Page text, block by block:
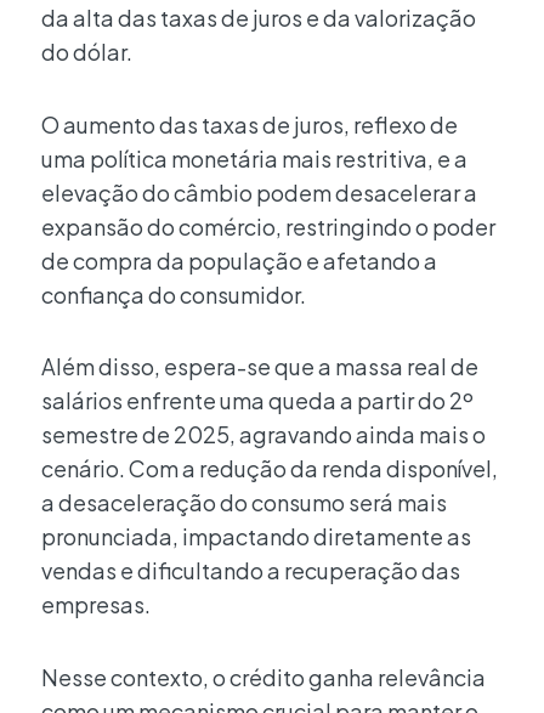
da alta das taxas de juros e da valorização
do dólar.
O aumento das taxas de juros, reflexo de
uma política monetária mais restritiva, e a
elevação do câmbio podem desacelerar a
expansão do comércio, restringindo o poder
de compra da população e afetando a
confiança do consumidor.
Além disso, espera-se que a massa real de
salários enfrente uma queda a partir do 2º
semestre de 2025, agravando ainda mais o
cenário. Com a redução da renda disponível,
a desaceleração do consumo será mais
pronunciada, impactando diretamente as
vendas e dificultando a recuperação das
empresas.
Nesse contexto, o crédito ganha relevância